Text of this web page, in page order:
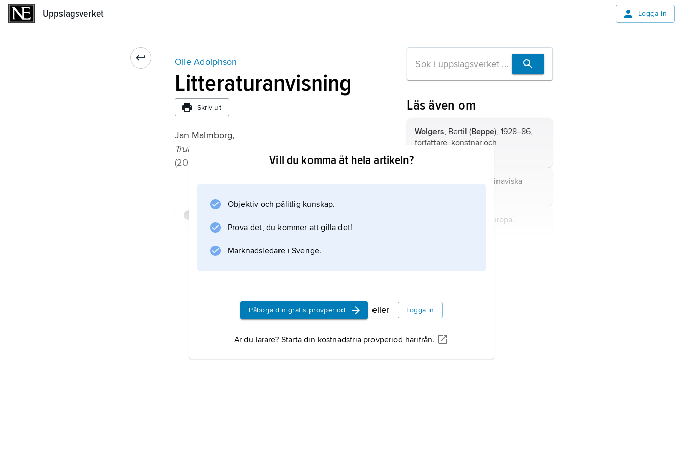
Uppslagsverket Logga in
Olle Adolphson
Litteraturanvisning
Skriv ut
Jan Malmborg,
Trubbel: Berättelsen om Olle Adolphson
(2020);
Vill du komma åt hela artikeln?
Objektiv och pålitlig kunskap.
Prova det, du kommer att gilla det!
Marknadsledare i Sverige.
Påbörja din gratis provperiod eller Logga in
Är du lärare? Starta din kostnadsfria provperiod härifrån.
Läs även om
Wolgers, Bertil (Beppe), 1928–86,
författare, konstnär och
stat på Skandinaviska
stat i Västeuropa.